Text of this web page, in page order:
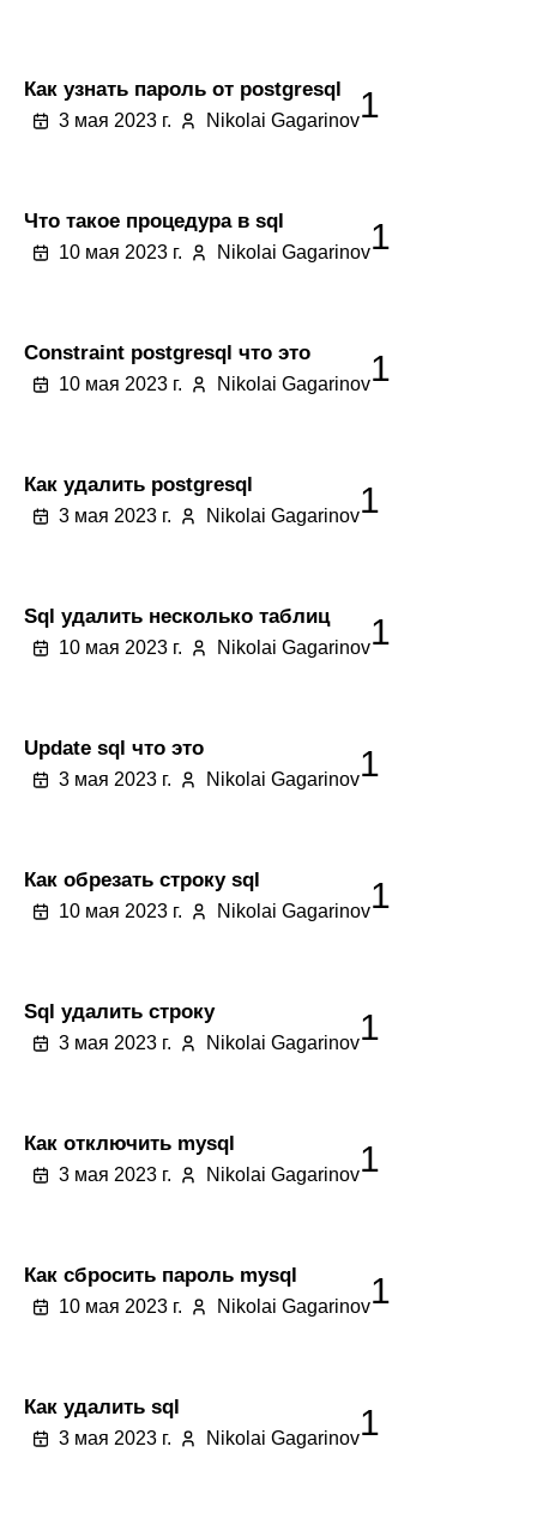
Как узнать пароль от postgresql
3 мая 2023 г. Nikolai Gagarinov1
Что такое процедура в sql
10 мая 2023 г. Nikolai Gagarinov1
Constraint postgresql что это
10 мая 2023 г. Nikolai Gagarinov1
Как удалить postgresql
3 мая 2023 г. Nikolai Gagarinov1
Sql удалить несколько таблиц
10 мая 2023 г. Nikolai Gagarinov1
Update sql что это
3 мая 2023 г. Nikolai Gagarinov1
Как обрезать строку sql
10 мая 2023 г. Nikolai Gagarinov1
Sql удалить строку
3 мая 2023 г. Nikolai Gagarinov1
Как отключить mysql
3 мая 2023 г. Nikolai Gagarinov1
Как сбросить пароль mysql
10 мая 2023 г. Nikolai Gagarinov1
Как удалить sql
3 мая 2023 г. Nikolai Gagarinov1